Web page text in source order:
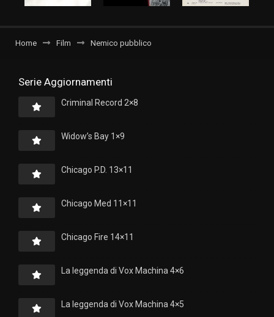
Home Film Nemico pubblico
Serie Aggiornamenti
Criminal Record 2×8
Widow’s Bay 1×9
Chicago P.D. 13×11
Chicago Med 11×11
Chicago Fire 14×11
La leggenda di Vox Machina 4×6
La leggenda di Vox Machina 4×5